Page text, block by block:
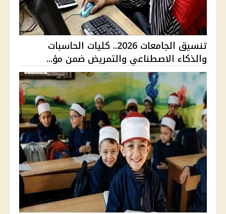
تنسيق الجامعات 2026.. كليات الحاسبات
والذكاء الاصطناعي والتمريض ضمن مؤ...